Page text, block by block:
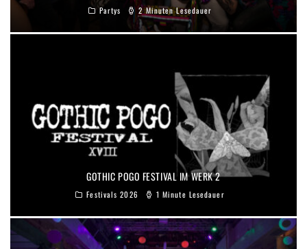
Partys 2 Minuten Lesedauer
GOTHIC POGO FESTIVAL IM WERK 2
Festivals 2026 1 Minute Lesedauer